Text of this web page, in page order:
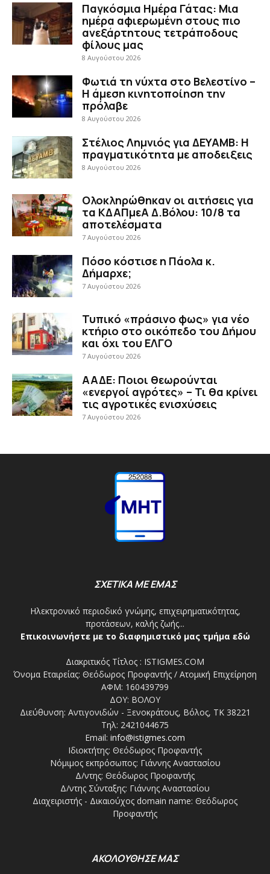
Παγκόσμια Ημέρα Γάτας: Μια
ημέρα αφιερωμένη στους πιο
ανεξάρτητους τετράποδους
φίλους μας
8 Αυγούστου 2026
Φωτιά τη νύχτα στο Βελεστίνο –
Η άμεση κινητοποίηση την
πρόλαβε
8 Αυγούστου 2026
Στέλιος Λημνιός για ΔΕΥΑΜΒ: Η
πραγματικότητα με αποδειξεις
8 Αυγούστου 2026
Ολοκληρώθηκαν οι αιτήσεις για
τα ΚΔΑΠμεΑ Δ.Βόλου: 10/8 τα
αποτελέσματα
7 Αυγούστου 2026
Πόσο κόστισε η Πάολα κ.
Δήμαρχε;
7 Αυγούστου 2026
Τυπικό «πράσινο φως» για νέο
κτήριο στο οικόπεδο του Δήμου
και όχι του ΕΛΓΟ
7 Αυγούστου 2026
ΑΑΔΕ: Ποιοι θεωρούνται
«ενεργοί αγρότες» – Τι θα κρίνει
τις αγροτικές ενισχύσεις
7 Αυγούστου 2026
ΣΧΕΤΙΚΑ ΜΕ ΕΜΑΣ
Ηλεκτρονικό περιοδικό γνώμης, επιχειρηματικότητας,
προτάσεων, καλής ζωής...
Επικοινωνήστε με το διαφημιστικό μας τμήμα εδώ
Διακριτικός Τίτλος : ISTIGMES.COM
Όνομα Εταιρείας: Θεόδωρος Προφαντής / Ατομική Επιχείρηση
ΑΦΜ: 160439799
ΔΟΥ: ΒΟΛΟΥ
Διεύθυνση: Αντιγονιδών - Ξενοκράτους, Βόλος, ΤΚ 38221
Τηλ: 2421044675
Email: info@istigmes.com
Ιδιοκτήτης: Θεόδωρος Προφαντής
Νόμιμος εκπρόσωπος: Γιάννης Αναστασίου
Δ/ντης: Θεόδωρος Προφαντής
Δ/ντης Σύνταξης: Γιάννης Αναστασίου
Διαχειριστής - Δικαιούχος domain name: Θεόδωρος
Προφαντής
ΑΚΟΛΟΥΘΗΣΕ ΜΑΣ